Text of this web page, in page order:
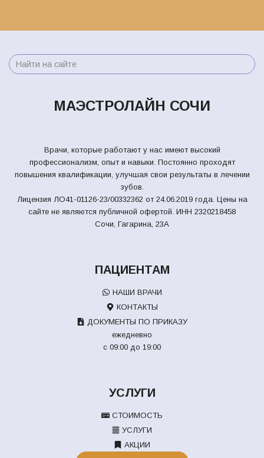
МАЭСТРОЛАЙН СОЧИ
Врачи, которые работают у нас имеют высокий
профессионализм, опыт и навыки. Постоянно проходят
повышения квалификации, улучшая свои результаты в лечении
зубов.
Лицензия ЛО41-01126-23/00332362 от 24.06.2019 года. Цены на
сайте не являются публичной офертой. ИНН 2320218458
Сочи, Гагарина, 23А
ПАЦИЕНТАМ
НАШИ ВРАЧИ
КОНТАКТЫ
ДОКУМЕНТЫ ПО ПРИКАЗУ
ежедневно
с 09:00 до 19:00
УСЛУГИ
СТОИМОСТЬ
УСЛУГИ
АКЦИИ